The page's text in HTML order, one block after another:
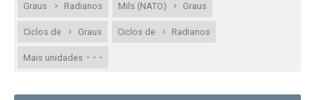
Graus Radianos Mils (NATO) Graus
Ciclos de Graus Ciclos de Radianos
Mais unidades · · ·